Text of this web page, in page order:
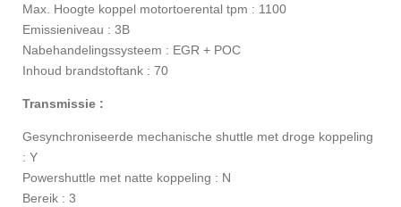
Max. Hoogte koppel motortoerental tpm : 1100
Emissieniveau : 3B
Nabehandelingssysteem : EGR + POC
Inhoud brandstoftank : 70
Transmissie :
Gesynchroniseerde mechanische shuttle met droge koppeling
: Y
Powershuttle met natte koppeling : N
Bereik : 3